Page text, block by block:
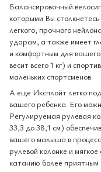
Балансировочный
которыми Вы
легкого, прочного
ударам, а также имеет
и комфортным для
весит всего 1 кг) и
маленьких спортсменов.
А еще Иксплойт легко
вашего ребенка. Его
Регулируемая рулевая
33,3 до 38,1 см)
вашего малыша в
рулевой колонке и
катанию более приятным